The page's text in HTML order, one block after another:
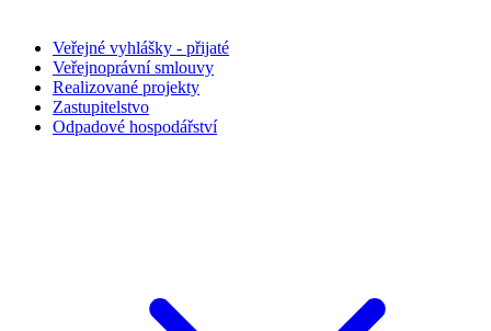
Veřejné vyhlášky - přijaté
Veřejnoprávní smlouvy
Realizované projekty
Zastupitelstvo
Odpadové hospodářství